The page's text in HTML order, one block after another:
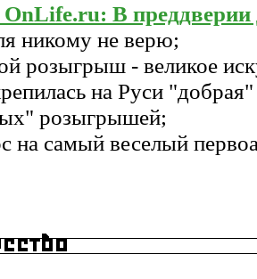
В преддверии
никому не верю;
розыгрыш - великое
на Руси
розыгрышей;
на самый веселый